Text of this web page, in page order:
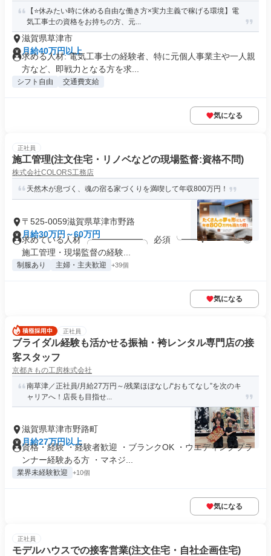
【⭐休みたい時に休める自由な働き方×実力主義で稼げる環境】電
気工事士の資格をお持ちの方、元...
滋賀県草津市
月給40万円以上
求める人材: 電気工事士の経験者、特に元個人事業主や一人親
方など、即戦力となる方を求...
シフト自由 交通費支給
気になる
正社員
施工管理(注文住宅・リノベなどの現場監督:資格不問)
株式会社COLORS工務店
天然木が息づく、魂の宿る家づくりを満喫して年収800万円！
〒525-0059滋賀県草津市野路
月給30万円～60万円
求めている人材 ╭━━━━━━╮ 必須 ╰━━ｖ━━━╯ ◎
施工管理・現場監督の経験...
制服あり 主婦・主夫歓迎 +39個
気になる
正社員
ブライダル経験も活かせる振袖・袴レンタル専門店の接
客スタッフ
京都きもの工房株式会社
南草津／正社員/月給27万円～/残業ほぼなし/“おもてなし”を次のキ
ャリアへ！店長も目指せ...
滋賀県草津市野路町
月給27万円以上
資格・経験 ・経験者歓迎 ・ブランクOK ・ウエディングプラ
ンナー経験ある方 ・マネジ...
業界未経験歓迎 +10個
気になる
正社員
モデルハウスでの接客営業(注文住宅・自社企画住宅)